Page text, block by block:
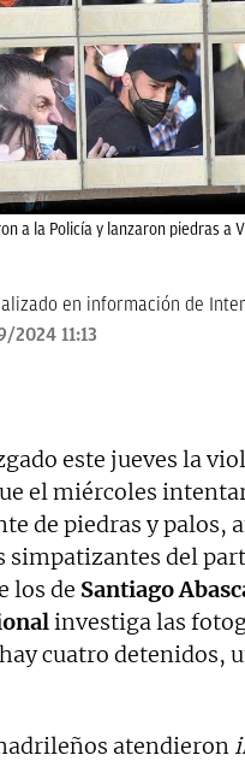
a la Policía y lanzaron piedras a
en información de
2024 11:13
este jueves la
el miércoles
de piedras y palos,
simpatizantes del
los de Santiago
investiga las
cuatro detenidos,
atendieron